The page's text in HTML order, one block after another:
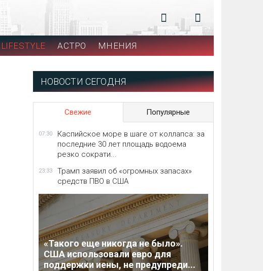
LIFESTYLE АСТРО МНЕНИЯ
НОВОСТИ СЕГОДНЯ
Свежие Популярные
07:30
Каспийское море в шаге от коллапса: за
последние 30 лет площадь водоема
резко сократи...
23:33
Трамп заявил об «огромных запасах»
средств ПВО в США
«Такого еще никогда не было».
США использовали евро для
поддержки иены, не предупреди...